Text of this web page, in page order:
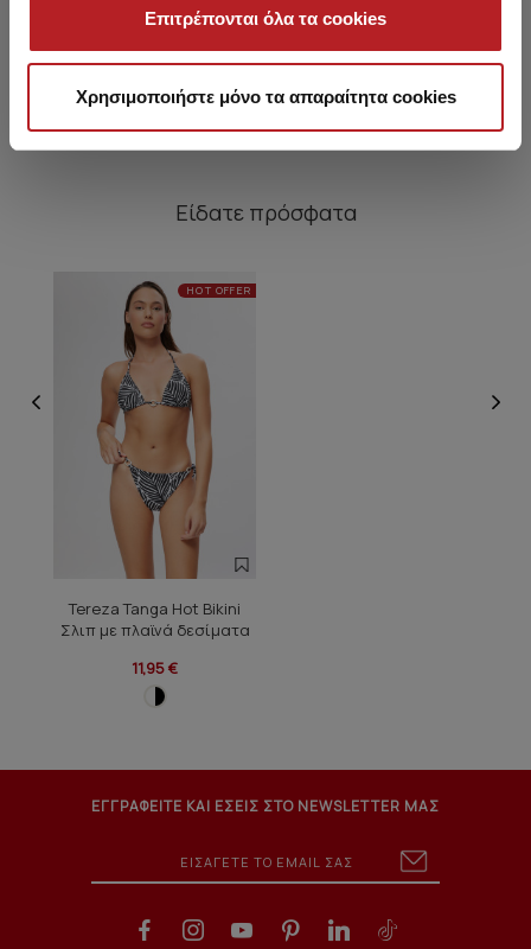
Επιτρέπονται όλα τα cookies
Χρησιμοποιήστε μόνο τα απαραίτητα cookies
Σλιπ
12,95 €
10,95 €
Είδατε πρόσφατα
HOT OFFER
Tereza Tanga Hot Bikini
Σλιπ με πλαϊνά δεσίματα
11,95 €
ΕΓΓΡΑΦΕΙΤΕ ΚΑΙ ΕΣΕΙΣ ΣΤΟ NEWSLETTER ΜΑΣ